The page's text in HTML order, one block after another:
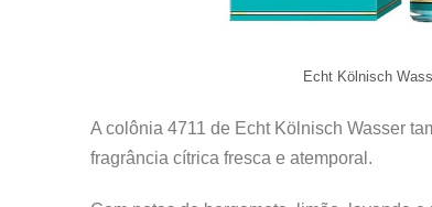
Echt Kölnisch
A colônia 4711 de Echt Kölnisch Wasser
fragrância cítrica fresca e atemporal.